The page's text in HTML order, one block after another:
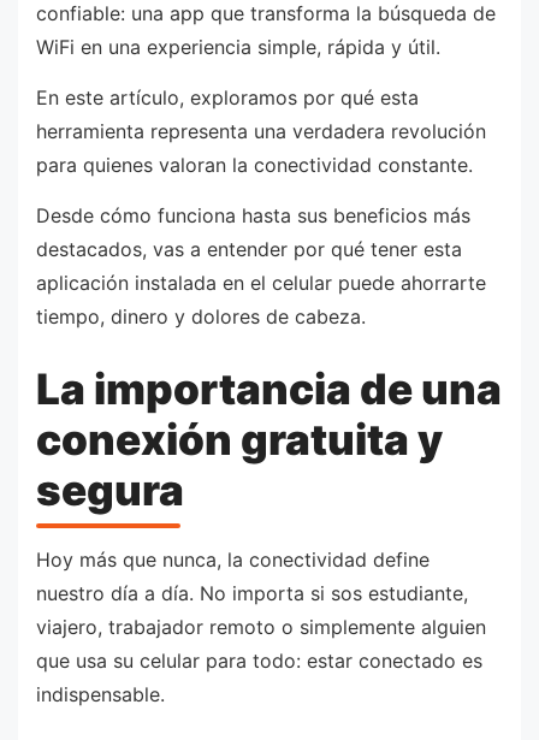
confiable: una app que transforma la búsqueda de
WiFi en una experiencia simple, rápida y útil.
En este artículo, exploramos por qué esta
herramienta representa una verdadera revolución
para quienes valoran la conectividad constante.
Desde cómo funciona hasta sus beneficios más
destacados, vas a entender por qué tener esta
aplicación instalada en el celular puede ahorrarte
tiempo, dinero y dolores de cabeza.
La importancia de una
conexión gratuita y
segura
Hoy más que nunca, la conectividad define
nuestro día a día. No importa si sos estudiante,
viajero, trabajador remoto o simplemente alguien
que usa su celular para todo: estar conectado es
indispensable.